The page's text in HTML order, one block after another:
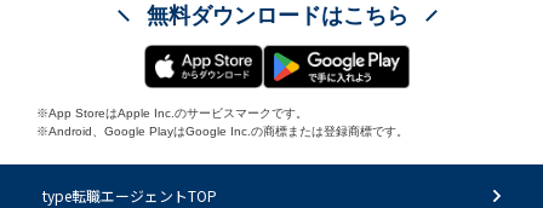
無料ダウンロードはこちら
※App StoreはApple Inc.のサービスマークです。
※Android、Google PlayはGoogle Inc.の商標または登録商標です。
type転職エージェントTOP